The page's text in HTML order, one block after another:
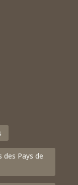
des Pays de